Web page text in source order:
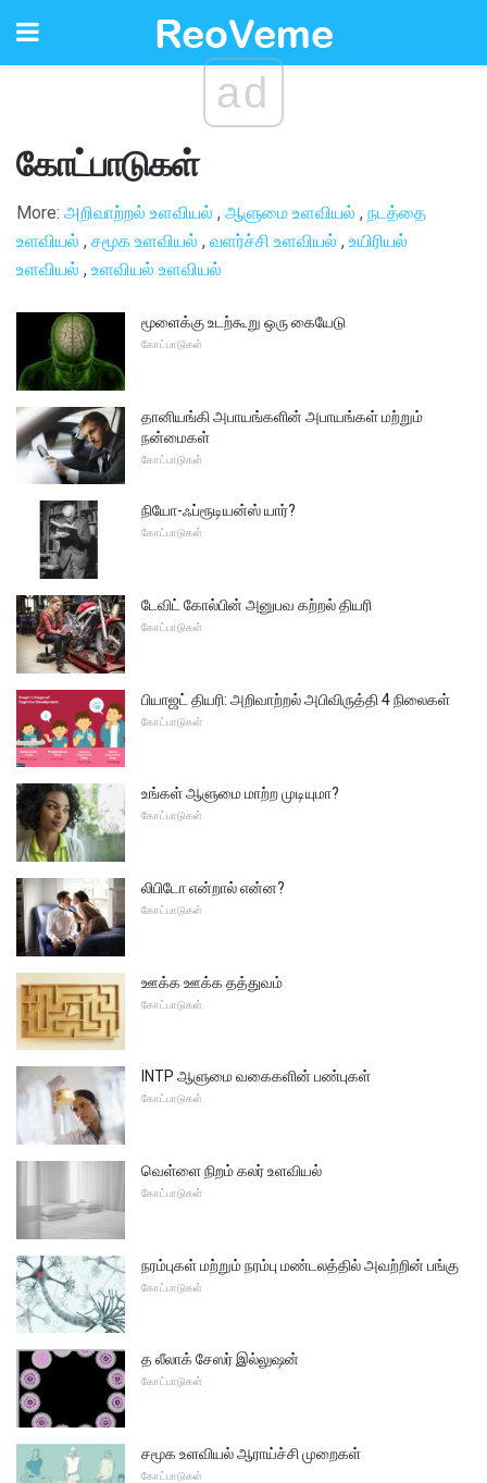
ad
கோட்பாடுகள்
More: அறிவாற்றல் உளவியல் , ஆளுமை உளவியல் , நடத்தை
உளவியல் , சமூக உளவியல் , வளர்ச்சி உளவியல் , உயிரியல்
உளவியல் , உளவியல் உளவியல்
மூளைக்கு உடற்கூறு ஒரு கையேடு
கோட்பாடுகள்
தானியங்கி அபாயங்களின் அபாயங்கள் மற்றும்
நன்மைகள்
கோட்பாடுகள்
நியோ-ஃப்ரூடியன்ஸ் யார்?
கோட்பாடுகள்
டேவிட் கோல்பின் அனுபவ கற்றல் தியரி
கோட்பாடுகள்
பியாஜட் தியரி: அறிவாற்றல் அபிவிருத்தி 4 நிலைகள்
கோட்பாடுகள்
உங்கள் ஆளுமை மாற்ற முடியுமா?
கோட்பாடுகள்
லிபிடோ என்றால் என்ன?
கோட்பாடுகள்
ஊக்க ஊக்க தத்துவம்
கோட்பாடுகள்
INTP ஆளுமை வகைகளின் பண்புகள்
கோட்பாடுகள்
வெள்ளை நிறம் கலர் உளவியல்
கோட்பாடுகள்
நரம்புகள் மற்றும் நரம்பு மண்டலத்தில் அவற்றின் பங்கு
கோட்பாடுகள்
த லீலாக் சேஸர் இல்லுஷன்
கோட்பாடுகள்
சமூக உளவியல் ஆராய்ச்சி முறைகள்
கோட்பாடுகள்